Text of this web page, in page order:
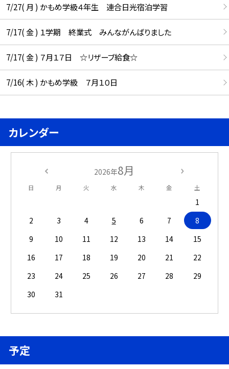
7/27( 月 ) かもめ学級４年生 連合日光宿泊学習
7/17( 金 ) １学期 終業式 みんながんばりました
7/17( 金 ) ７月１７日 ☆リザーブ給食☆
7/16( 木 ) かもめ学級 ７月１０日
カレンダー
2026年8月
日 月 火 水 木 金 土
1
2
3 4 5 6 7
8
9
10 11 12 13 14
15
16
17 18 19 20 21
22
23
24 25 26 27 28
29
30
31
予定